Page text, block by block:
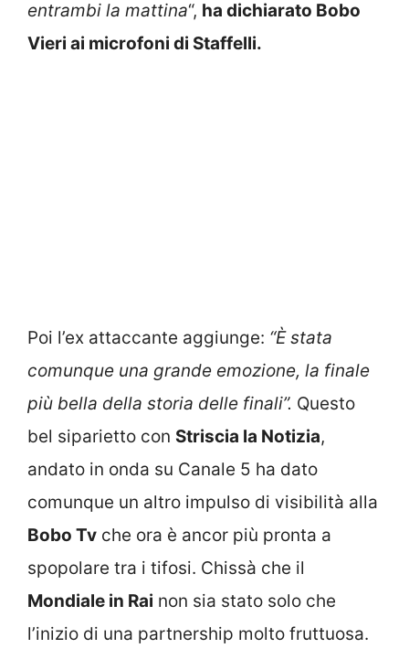
entrambi la mattina“, ha dichiarato Bobo
Vieri ai microfoni di Staffelli.
Poi l’ex attaccante aggiunge: “È stata
comunque una grande emozione, la finale
più bella della storia delle finali”. Questo
bel siparietto con Striscia la Notizia,
andato in onda su Canale 5 ha dato
comunque un altro impulso di visibilità alla
Bobo Tv che ora è ancor più pronta a
spopolare tra i tifosi. Chissà che il
Mondiale in Rai non sia stato solo che
l’inizio di una partnership molto fruttuosa.